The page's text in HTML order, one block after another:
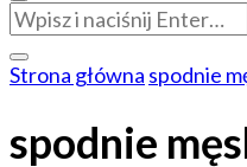
Szukasz
czegoś?
Strona główna spodnie
spodnie